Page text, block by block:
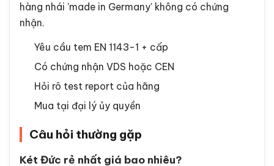
hàng nhái 'made in Germany' không có chứng
nhận.
Yêu cầu tem EN 1143-1 + cấp
Có chứng nhận VDS hoặc CEN
Hỏi rõ test report của hãng
Mua tại đại lý ủy quyền
Câu hỏi thường gặp
Két Đức rẻ nhất giá bao nhiêu?